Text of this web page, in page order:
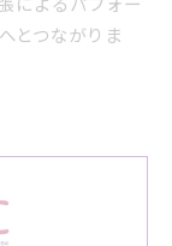
によるパフォー
とつながりま